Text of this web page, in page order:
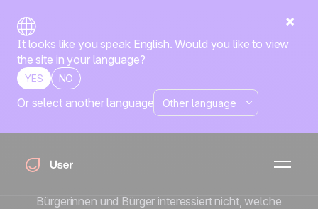
It looks like you speak English. Would you like to view
the site in your language?
YES NO
Or select another language
Wenn eine Behörde
gut kommuniziert,
folgt das Vertrauen.
Bürgerinnen und Bürger interessiert nicht, welche